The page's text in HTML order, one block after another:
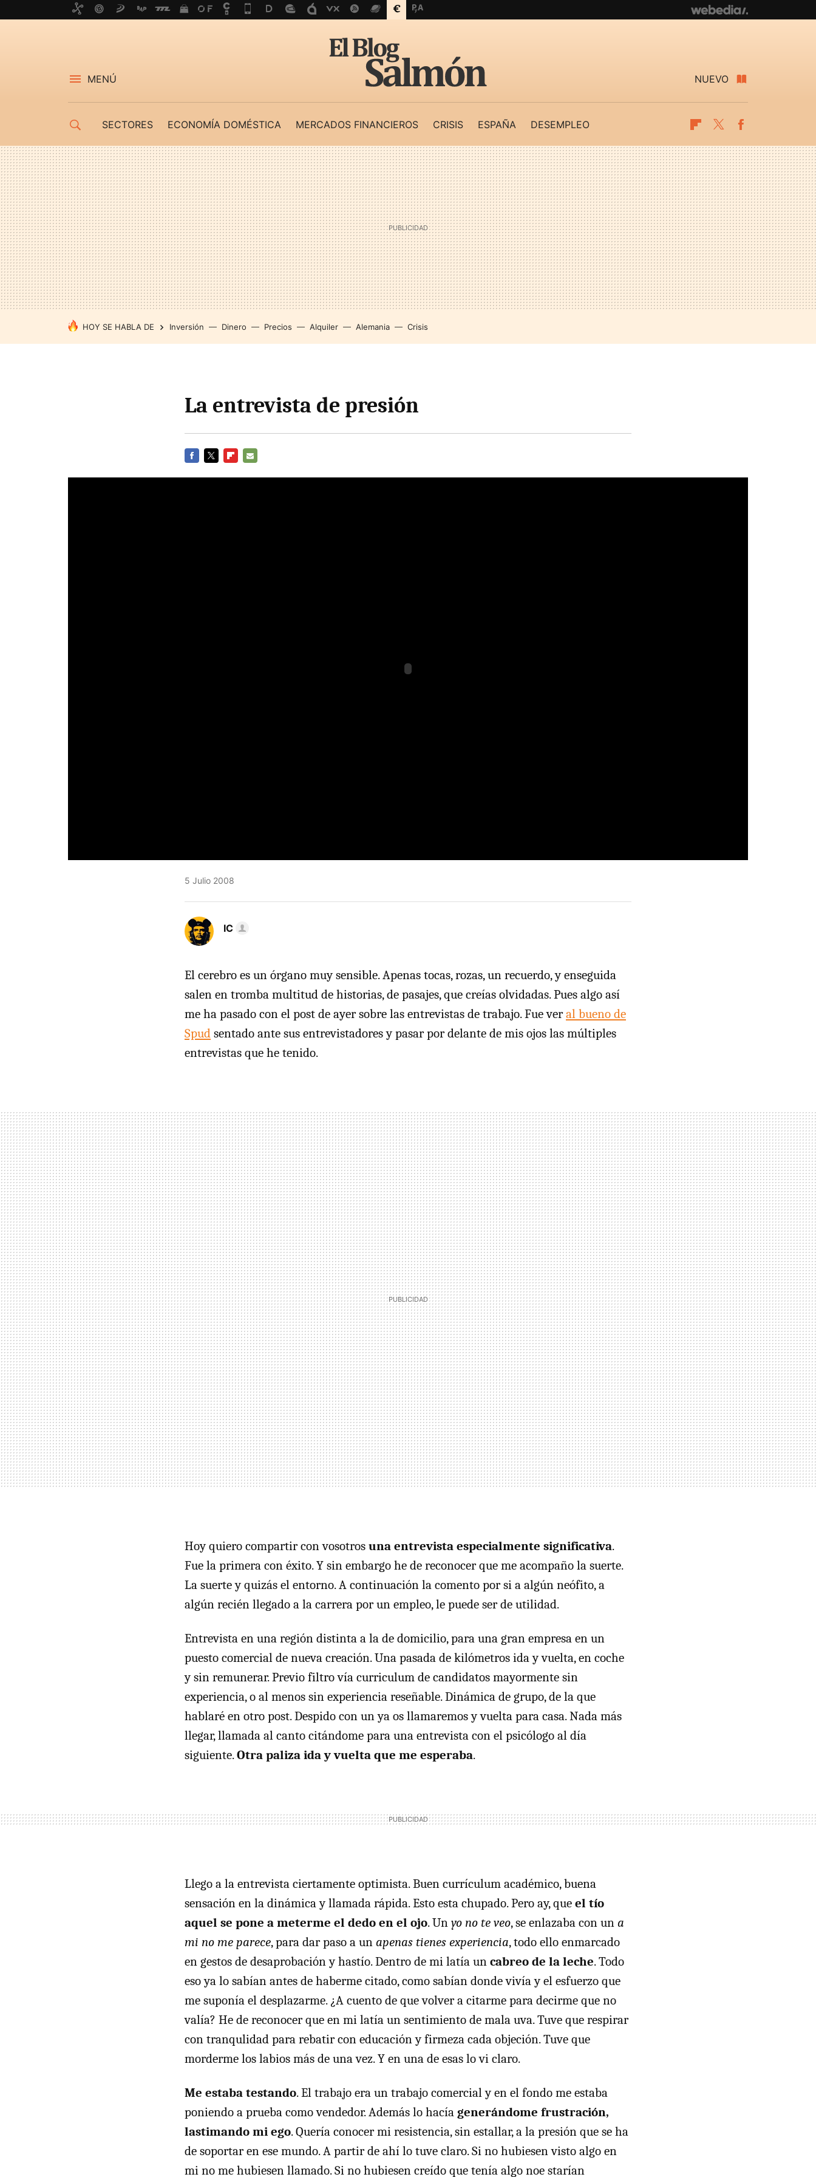
MENÚ NUEVO
SECTORES ECONOMÍA DOMÉSTICA MERCADOS FINANCIEROS CRISIS ESPAÑA DESEMPLEO Flipboard
Twitter
HOY SE HABLA DE Inversión Dinero Precios Alquiler Alemania Crisis
La entrevista de presión
5 Julio 2008
IC
El cerebro es un órgano muy sensible. Apenas tocas, rozas, un recuerdo, y enseguida
salen en tromba multitud de historias, de pasajes, que creías olvidadas. Pues algo así
me ha pasado con el post de ayer sobre las entrevistas de trabajo. Fue veral bueno de
Spud sentado ante sus entrevistadores y pasar por delante de mis ojos las múltiples
entrevistas que he tenido.
Hoy quiero compartir con vosotros una entrevista especialmente significativa.
Fue la primera con éxito. Y sin embargo he de reconocer que me acompaño la suerte.
La suerte y quizás el entorno. A continuación la comento por si a algún neófito, a
algún recién llegado a la carrera por un empleo, le puede ser de utilidad.
Entrevista en una región distinta a la de domicilio, para una gran empresa en un
puesto comercial de nueva creación. Una pasada de kilómetros ida y vuelta, en coche
y sin remunerar. Previo filtro vía curriculum de candidatos mayormente sin
experiencia, o al menos sin experiencia reseñable. Dinámica de grupo, de la que
hablaré en otro post. Despido con un ya os llamaremos y vuelta para casa. Nada más
llegar, llamada al canto citándome para una entrevista con el psicólogo al día
siguiente.Otra paliza ida y vuelta que me esperaba.
Llego a la entrevista ciertamente optimista. Buen currículum académico, buena
sensación en la dinámica y llamada rápida. Esto esta chupado. Pero ay, que el tío
aquel se pone a meterme el dedo en el ojo. Un yo no te veo, se enlazaba con un a
mi no me parece, para dar paso a un apenas tienes experiencia, todo ello enmarcado
en gestos de desaprobación y hastío. Dentro de mi latía un cabreo de la leche. Todo
eso ya lo sabían antes de haberme citado, como sabían donde vivía y el esfuerzo que
me suponía el desplazarme. ¿A cuento de que volver a citarme para decirme que no
valía? He de reconocer que en mi latía un sentimiento de mala uva. Tuve que respirar
con tranqulidad para rebatir con educación y firmeza cada objeción. Tuve que
morderme los labios más de una vez. Y en una de esas lo vi claro.
Me estaba testando. El trabajo era un trabajo comercial y en el fondo me estaba
poniendo a prueba como vendedor. Además lo hacía generándome frustración,
lastimando mi ego. Quería conocer mi resistencia, sin estallar, a la presión que se ha
de soportar en ese mundo. A partir de ahí lo tuve claro. Si no hubiesen visto algo en
mi no me hubiesen llamado. Si no hubiesen creído que tenía algo noe starían